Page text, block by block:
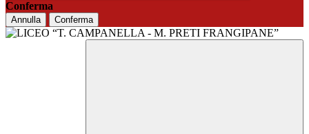
Conferma
Annulla Conferma